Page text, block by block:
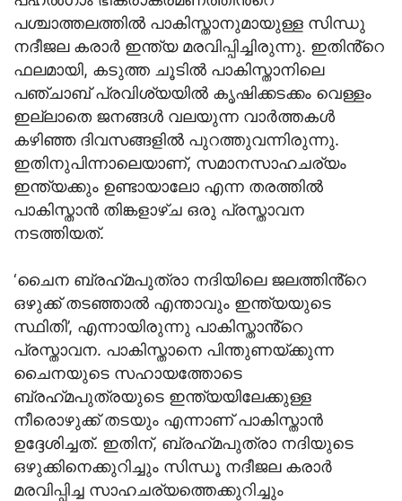
പശ്ചാത്തലത്തില്‍ പാകിസ്താനുമായുള്ള സിന്ധു
നദീജല കരാര്‍ ഇന്ത്യ മരവിപ്പിച്ചിരുന്നു. ഇതിൻ്റെ
ഫലമായി, കടുത്ത ചൂടില്‍ പാകിസ്താനിലെ
പഞ്ചാബ് പ്രവിശ്യയില്‍ കൃഷിക്കടക്കം വെള്ളം
ഇല്ലാതെ ജനങ്ങള്‍ വലയുന്ന വാര്‍ത്തകള്‍
കഴിഞ്ഞ ദിവസങ്ങളില്‍ പുറത്തുവന്നിരുന്നു.
ഇതിനുപിന്നാലെയാണ്, സമാനസാഹചര്യം
ഇന്ത്യക്കും ഉണ്ടായാലോ എന്ന തരത്തില്‍
പാകിസ്താന്‍ തിങ്കളാഴ്ച ഒരു പ്രസ്താവന
നടത്തിയത്.
‘ചൈന ബ്രഹ്‌മപുത്രാ നദിയിലെ ജലത്തിൻ്റെ
ഒഴുക്ക് തടഞ്ഞാല്‍ എന്താവും ഇന്ത്യയുടെ
സ്ഥിതി’, എന്നായിരുന്നു പാകിസ്താൻ്റെ
പ്രസ്താവന. പാകിസ്താനെ പിന്തുണയ്ക്കുന്ന
ചൈനയുടെ സഹായത്തോടെ
ബ്രഹ്‌മപുത്രയുടെ ഇന്ത്യയിലേക്കുള്ള
നീരൊഴുക്ക് തടയും എന്നാണ് പാകിസ്താന്‍
ഉദ്ദേശിച്ചത്. ഇതിന്, ബ്രഹ്‌മപുത്രാ നദിയുടെ
ഒഴുക്കിനെക്കുറിച്ചും സിന്ധൂ നദീജല കരാര്‍
മരവിപ്പിച്ച സാഹചര്യത്തെക്കുറിച്ചും